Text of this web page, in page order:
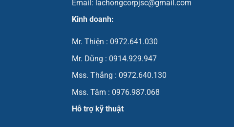
Email: lachongcorpjsc@gmail.com
Kinh doanh:
Mr. Thiện : 0972.641.030
Mr. Dũng : 0914.929.947
Mss. Thắng : 0972.640.130
Mss. Tâm : 0976.987.068
Hỗ trợ kỹ thuật